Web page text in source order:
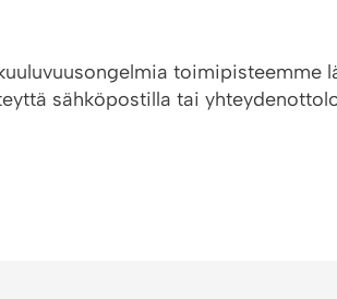
toimipisteemme
sähköpostilla tai